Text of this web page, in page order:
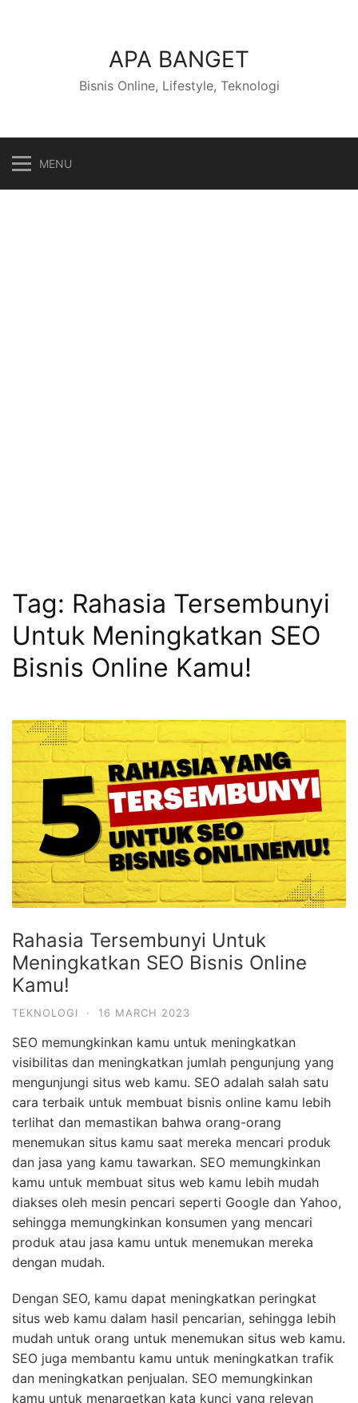
APA BANGET
Bisnis Online, Lifestyle, Teknologi
MENU
Tag: Rahasia Tersembunyi
Untuk Meningkatkan SEO
Bisnis Online Kamu!
Rahasia Tersembunyi Untuk
Meningkatkan SEO Bisnis Online
Kamu!
TEKNOLOGI · 16 MARCH 2023
SEO memungkinkan kamu untuk meningkatkan
visibilitas dan meningkatkan jumlah pengunjung yang
mengunjungi situs web kamu. SEO adalah salah satu
cara terbaik untuk membuat bisnis online kamu lebih
terlihat dan memastikan bahwa orang-orang
menemukan situs kamu saat mereka mencari produk
dan jasa yang kamu tawarkan. SEO memungkinkan
kamu untuk membuat situs web kamu lebih mudah
diakses oleh mesin pencari seperti Google dan Yahoo,
sehingga memungkinkan konsumen yang mencari
produk atau jasa kamu untuk menemukan mereka
dengan mudah.
Dengan SEO, kamu dapat meningkatkan peringkat
situs web kamu dalam hasil pencarian, sehingga lebih
mudah untuk orang untuk menemukan situs web kamu.
SEO juga membantu kamu untuk meningkatkan trafik
dan meningkatkan penjualan. SEO memungkinkan
kamu untuk menargetkan kata kunci yang relevan